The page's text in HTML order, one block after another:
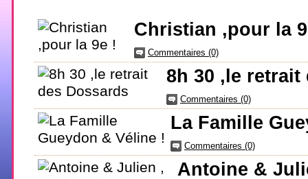
Christian ,pour la
Commentaires (0)
8h 30 ,le retrait
Commentaires (0)
La Famille
Commentaires (0)
Antoine &